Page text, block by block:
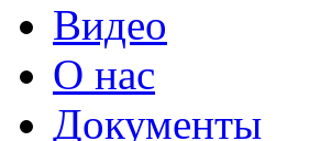
Видео
О нас
Документы